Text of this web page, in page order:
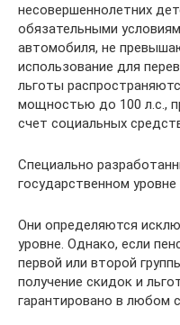
несовершеннолетних
обязательными
автомобиля, не
использование для
льготы
мощностью до 100 л.с.,
счет социальных
Специально
государственном
Они определяются
уровне. Однако, если
первой или второй
получение скидок и
гарантировано в любом